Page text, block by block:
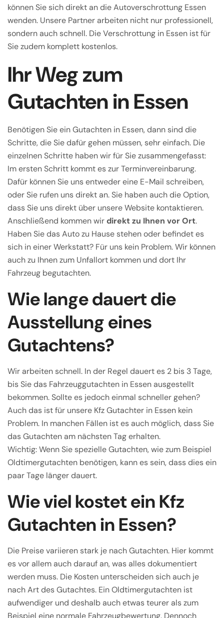
können Sie sich direkt an die Autoverschrottung Essen
wenden. Unsere Partner arbeiten nicht nur professionell,
sondern auch schnell. Die Verschrottung in Essen ist für
Sie zudem komplett kostenlos.
Ihr Weg zum
Gutachten in Essen
Benötigen Sie ein Gutachten in Essen, dann sind die
Schritte, die Sie dafür gehen müssen, sehr einfach. Die
einzelnen Schritte haben wir für Sie zusammengefasst:
Im ersten Schritt kommt es zur Terminvereinbarung.
Dafür können Sie uns entweder eine E-Mail schreiben,
oder Sie rufen uns direkt an. Sie haben auch die Option,
dass Sie uns direkt über unsere Website kontaktieren.
Anschließend kommen wirdirekt zu Ihnen vor Ort.
Haben Sie das Auto zu Hause stehen oder befindet es
sich in einer Werkstatt? Für uns kein Problem. Wir können
auch zu Ihnen zum Unfallort kommen und dort Ihr
Fahrzeug begutachten.
Wie lange dauert die
Ausstellung eines
Gutachtens?
Wir arbeiten schnell. In der Regel dauert es 2 bis 3 Tage,
bis Sie das Fahrzeuggutachten in Essen ausgestellt
bekommen. Sollte es jedoch einmal schneller gehen?
Auch das ist für unsere Kfz Gutachter in Essen kein
Problem. In manchen Fällen ist es auch möglich, dass Sie
das Gutachten am nächsten Tag erhalten.
Wichtig: Wenn Sie spezielle Gutachten, wie zum Beispiel
Oldtimergutachten benötigen, kann es sein, dass dies ein
paar Tage länger dauert.
Wie viel kostet ein Kfz
Gutachten in Essen?
Die Preise variieren stark je nach Gutachten. Hier kommt
es vor allem auch darauf an, was alles dokumentiert
werden muss. Die Kosten unterscheiden sich auch je
nach Art des Gutachtes. Ein Oldtimergutachten ist
aufwendiger und deshalb auch etwas teurer als zum
Beispiel eine normale Fahrzeugbewertung. Dennoch